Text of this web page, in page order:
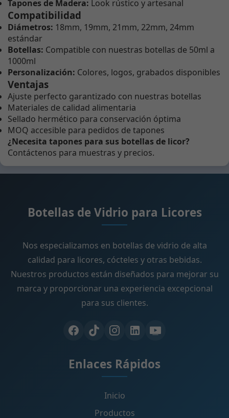
Tapones de Madera: Look rústico y artesanal
Compatibilidad
Diámetros: 18mm, 19mm, 21mm, 22mm, 24mm
estándar
Botellas: Compatible con nuestras botellas de 50ml a
1000ml
Personalización: Colores, logos, grabados disponibles
Ventajas
Ajuste perfecto garantizado con nuestras botellas
Materiales de calidad alimentaria
Sellado hermético para conservación óptima
MOQ accesible para pedidos de tapones
¿Necesita tapones para sus botellas de licor?
Contáctenos para muestras y precios.
Botellas de Vidrio para Licores
Nos especializamos en botellas de vidrio de alta
calidad para licores, cócteles y otras bebidas.
Nuestros productos están diseñados para mejorar su
marca y proporcionar una experiencia excepcional
para sus clientes.
Enlaces Rápidos
Inicio
Productos